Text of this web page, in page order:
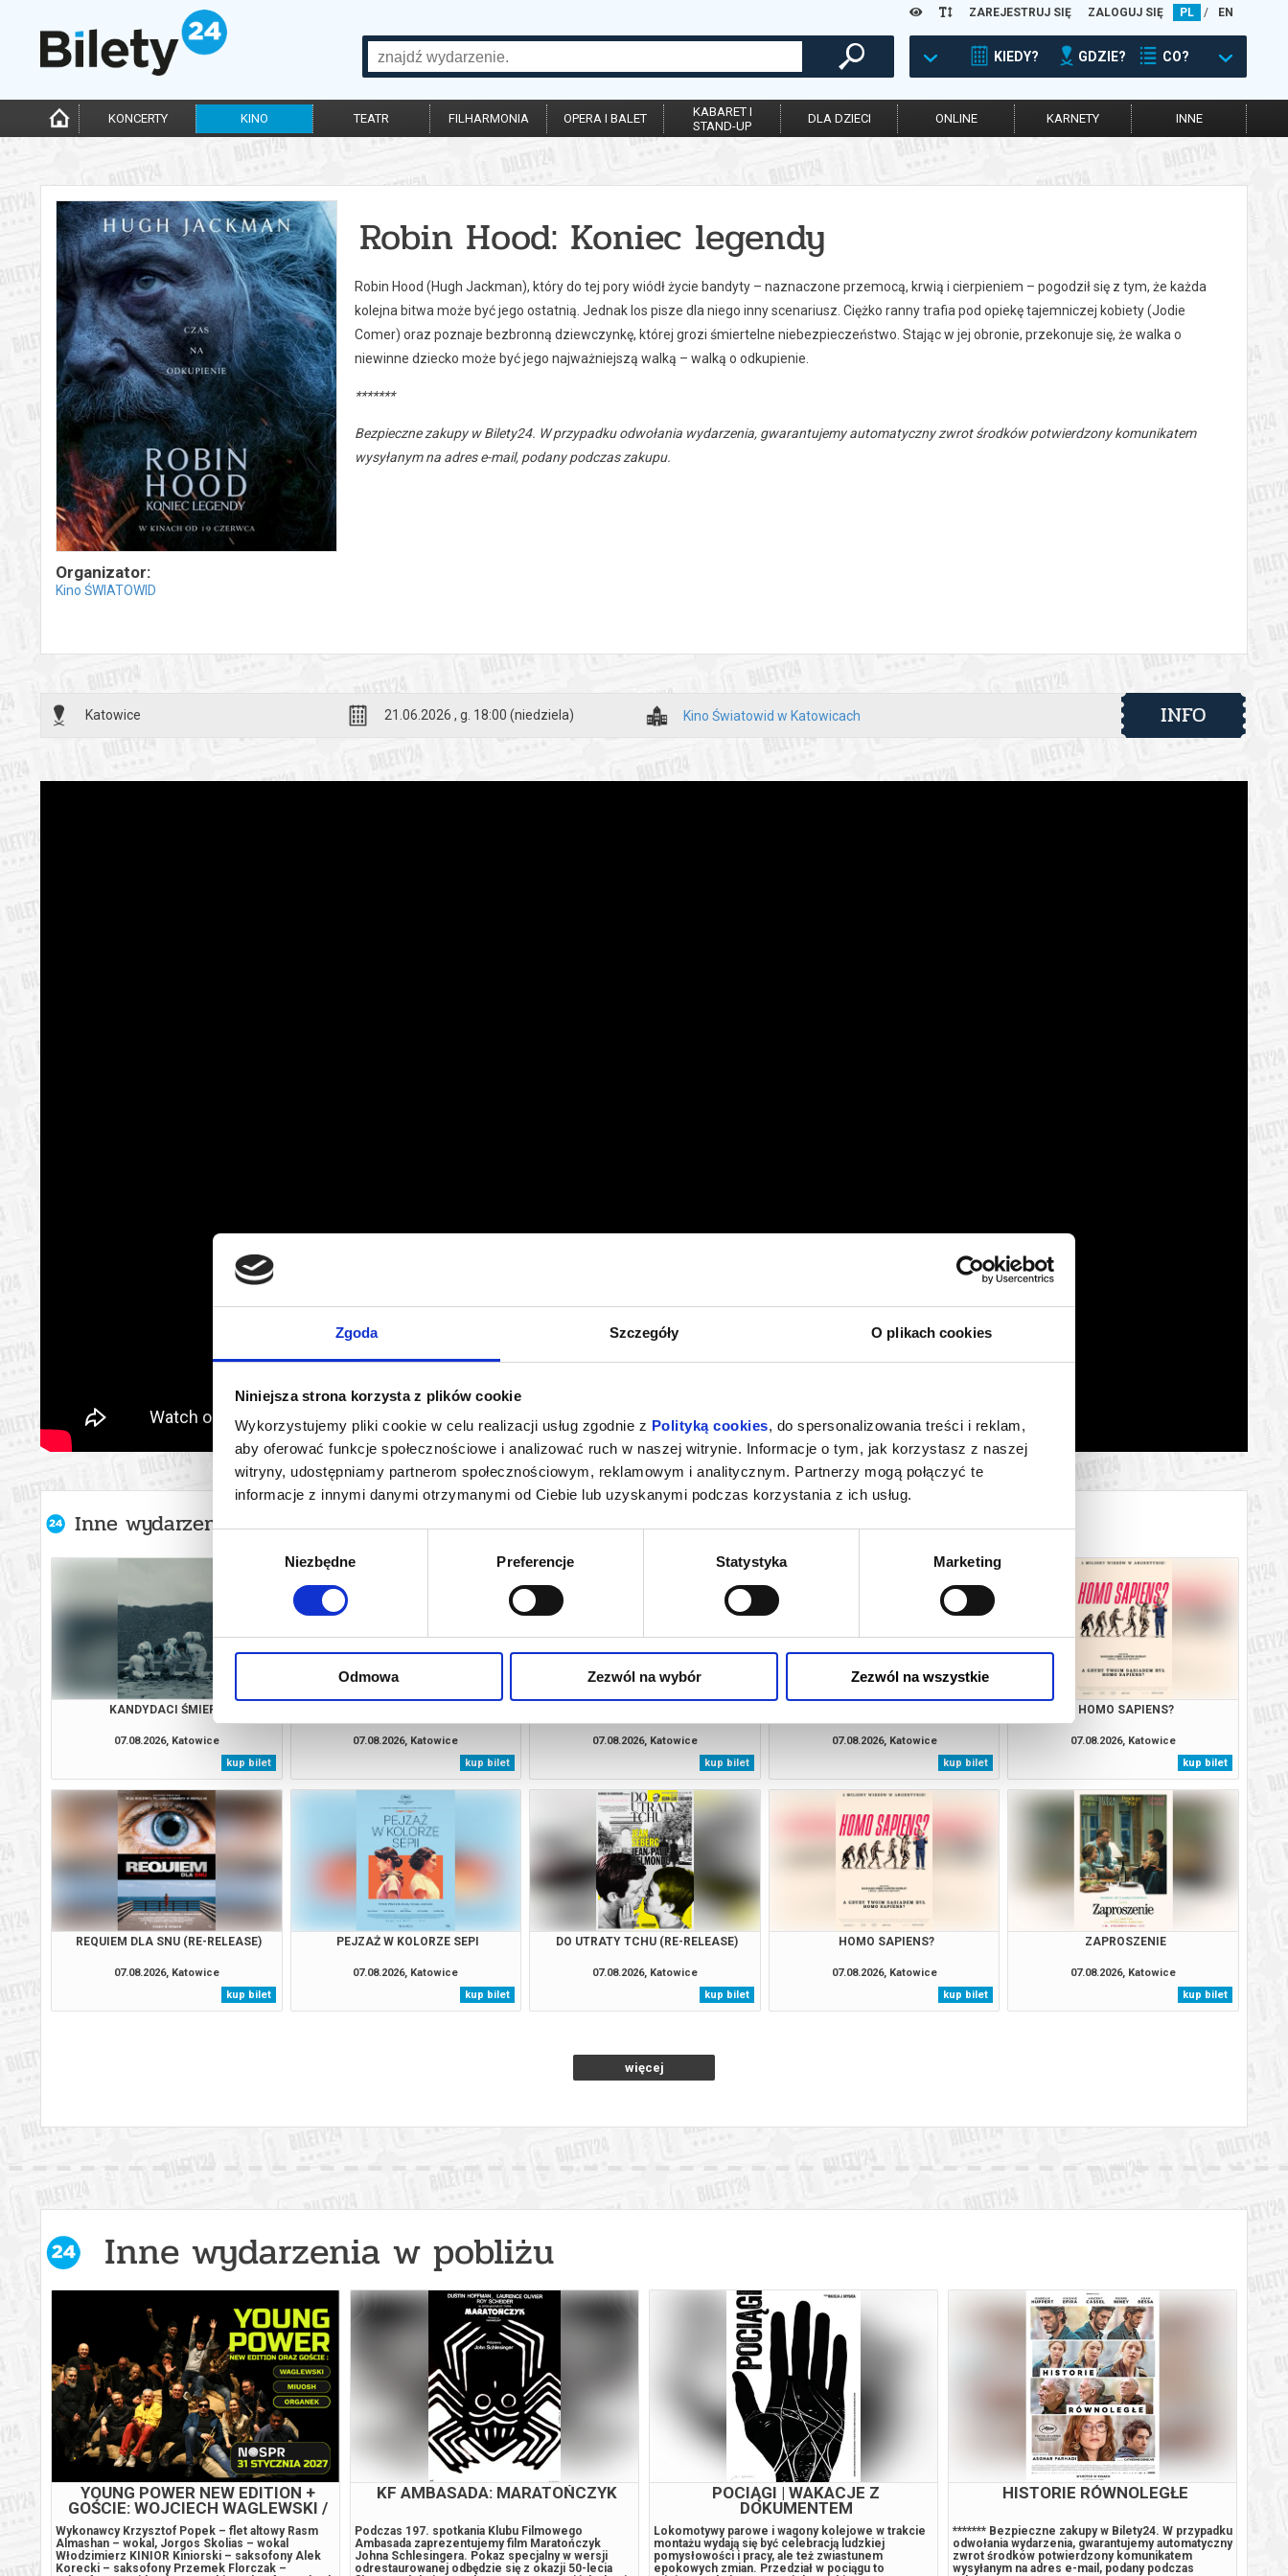
Zgoda Szczegóły O plikach cookies
Niniejsza strona korzysta z plików cookie
Wykorzystujemy pliki cookie w celu realizacji usług zgodnie z Polityką cookies, do spersonalizowania treści i reklam,
aby oferować funkcje społecznościowe i analizować ruch w naszej witrynie. Informacje o tym, jak korzystasz z naszej
witryny, udostępniamy partnerom społecznościowym, reklamowym i analitycznym. Partnerzy mogą połączyć te
informacje z innymi danymi otrzymanymi od Ciebie lub uzyskanymi podczas korzystania z ich usług.
zgody
Niezbędne Preferencje Statystyka Marketing
Odmowa Zezwól na wybór Zezwól na wszystkie
ZAREJESTRUJ SIĘ ZALOGUJ SIĘ PL / EN
KIEDY? GDZIE? CO?
KONCERTY KINO TEATR FILHARMONIA OPERA I BALET
KABARET I
STAND-UP
DLA DZIECI ONLINE KARNETY INNE
Organizator:
Kino ŚWIATOWID
Robin Hood: Koniec legendy
Robin Hood (Hugh Jackman), który do tej pory wiódł życie bandyty – naznaczone przemocą, krwią i cierpieniem – pogodził się z tym, że każda
kolejna bitwa może być jego ostatnią. Jednak los pisze dla niego inny scenariusz. Ciężko ranny trafia pod opiekę tajemniczej kobiety (Jodie
Comer) oraz poznaje bezbronną dziewczynkę, której grozi śmiertelne niebezpieczeństwo. Stając w jej obronie, przekonuje się, że walka o
niewinne dziecko może być jego najważniejszą walką – walką o odkupienie.
*******
Bezpieczne zakupy w Bilety24. W przypadku odwołania wydarzenia, gwarantujemy automatyczny zwrot środków potwierdzony komunikatem
wysyłanym na adres e-mail, podany podczas zakupu.
Katowice 21.06.2026 , g. 18:00 (niedziela) Kino Światowid w Katowicach INFO
Inne wydarzenia organizatora
KANDYDACI ŚMIERCI
07.08.2026, Katowice
kup bilet
07.08.2026, Katowice
kup bilet
07.08.2026, Katowice
kup bilet
07.08.2026, Katowice
kup bilet
HOMO SAPIENS?
07.08.2026, Katowice
kup bilet
REQUIEM DLA SNU (RE-RELEASE)
07.08.2026, Katowice
kup bilet
PEJZAŻ W KOLORZE SEPI
07.08.2026, Katowice
kup bilet
DO UTRATY TCHU (RE-RELEASE)
07.08.2026, Katowice
kup bilet
HOMO SAPIENS?
07.08.2026, Katowice
kup bilet
ZAPROSZENIE
07.08.2026, Katowice
kup bilet
więcej
Inne wydarzenia w pobliżu
YOUNG POWER NEW EDITION +
GOŚCIE: WOJCIECH WAGLEWSKI /
TOMASZ ORGANEK / MIUOSH
Wykonawcy Krzysztof Popek – flet altowy Rasm
Almashan – wokal, Jorgos Skolias – wokal
Włodzimierz KINIOR Kiniorski – saksofony Alek
Korecki – saksofony Przemek Florczak –
KF AMBASADA: MARATOŃCZYK
Podczas 197. spotkania Klubu Filmowego
Ambasada zaprezentujemy film Maratończyk
Johna Schlesingera. Pokaz specjalny w wersji
odrestaurowanej odbędzie się z okazji 50-lecia
POCIĄGI | WAKACJE Z
DOKUMENTEM
Lokomotywy parowe i wagony kolejowe w trakcie
montażu wydają się być celebracją ludzkiej
pomysłowości i pracy, ale też zwiastunem
epokowych zmian. Przedział w pociągu to
HISTORIE RÓWNOLEGŁE
******* Bezpieczne zakupy w Bilety24. W przypadku
odwołania wydarzenia, gwarantujemy automatyczny
zwrot środków potwierdzony komunikatem
wysyłanym na adres e-mail, podany podczas